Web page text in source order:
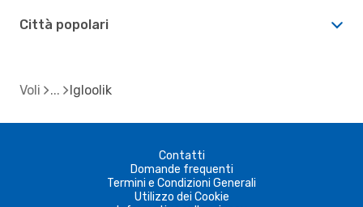
Città popolari
Voli Igloolik
Contatti
Domande frequenti
Termini e Condizioni Generali
Utilizzo dei Cookie